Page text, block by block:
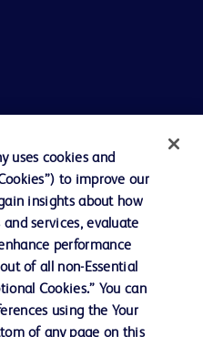
uses cookies and
to improve our
insights about how
services, evaluate
performance
of all non-Essential
Cookies.” You can
using the Your
of any page on this